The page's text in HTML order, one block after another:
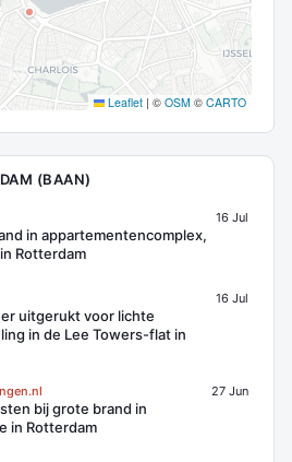
Leaflet | © OSM © CARTO
(BAAN)
16 Jul
in appartementencomplex,
Rotterdam
16 Jul
uitgerukt voor lichte
in de Lee Towers-flat in
27 Jun
bij grote brand in
in Rotterdam